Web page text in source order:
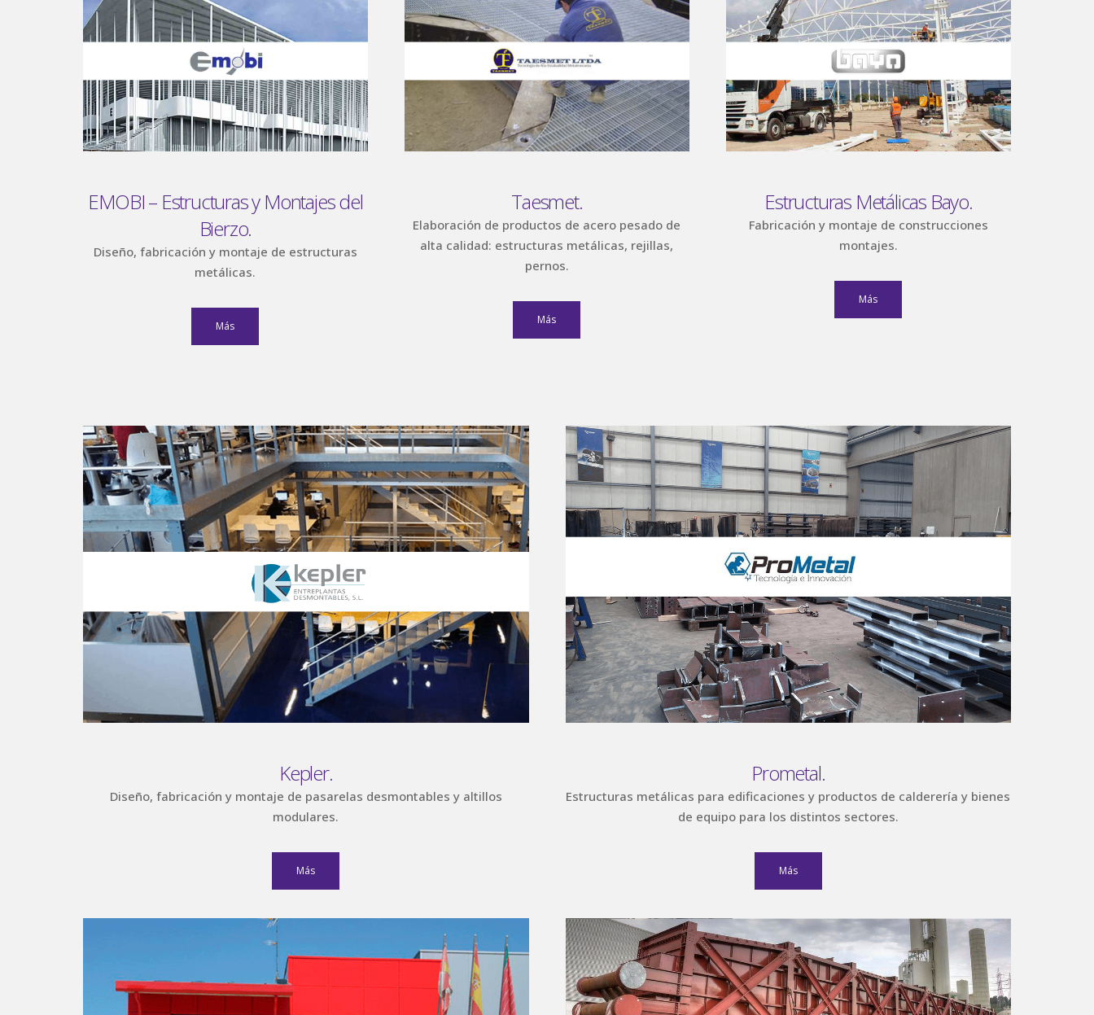
EMOBI – Estructuras y Montajes del
Bierzo.
Diseño, fabricación y montaje de estructuras
metálicas.
Más
Taesmet.
Elaboración de productos de acero pesado de
alta calidad: estructuras metálicas, rejillas,
pernos.
Más
Estructuras Metálicas Bayo.
Fabricación y montaje de construcciones
montajes.
Más
Kepler.
Diseño, fabricación y montaje de pasarelas desmontables y altillos
modulares.
Más
Prometal.
Estructuras metálicas para edificaciones y productos de calderería y bienes
de equipo para los distintos sectores.
Más